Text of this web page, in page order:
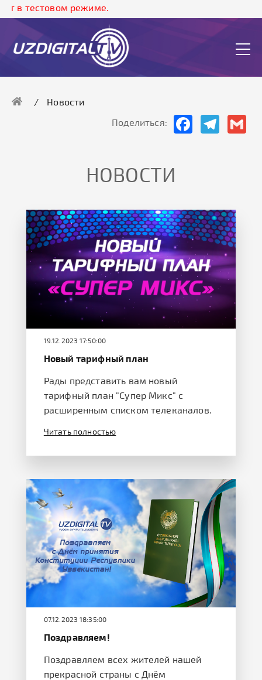
режиме.
Новости
Поделиться:
FacebookTelegram
НОВОСТИ
19.12.2023 17:50:00
Новый тарифный план
Рады представить вам новый
тарифный план "Супер Микс" с
расширенным списком телеканалов.
Читать полностью
07.12.2023 18:35:00
Поздравляем!
Поздравляем всех жителей нашей
прекрасной страны с Днём